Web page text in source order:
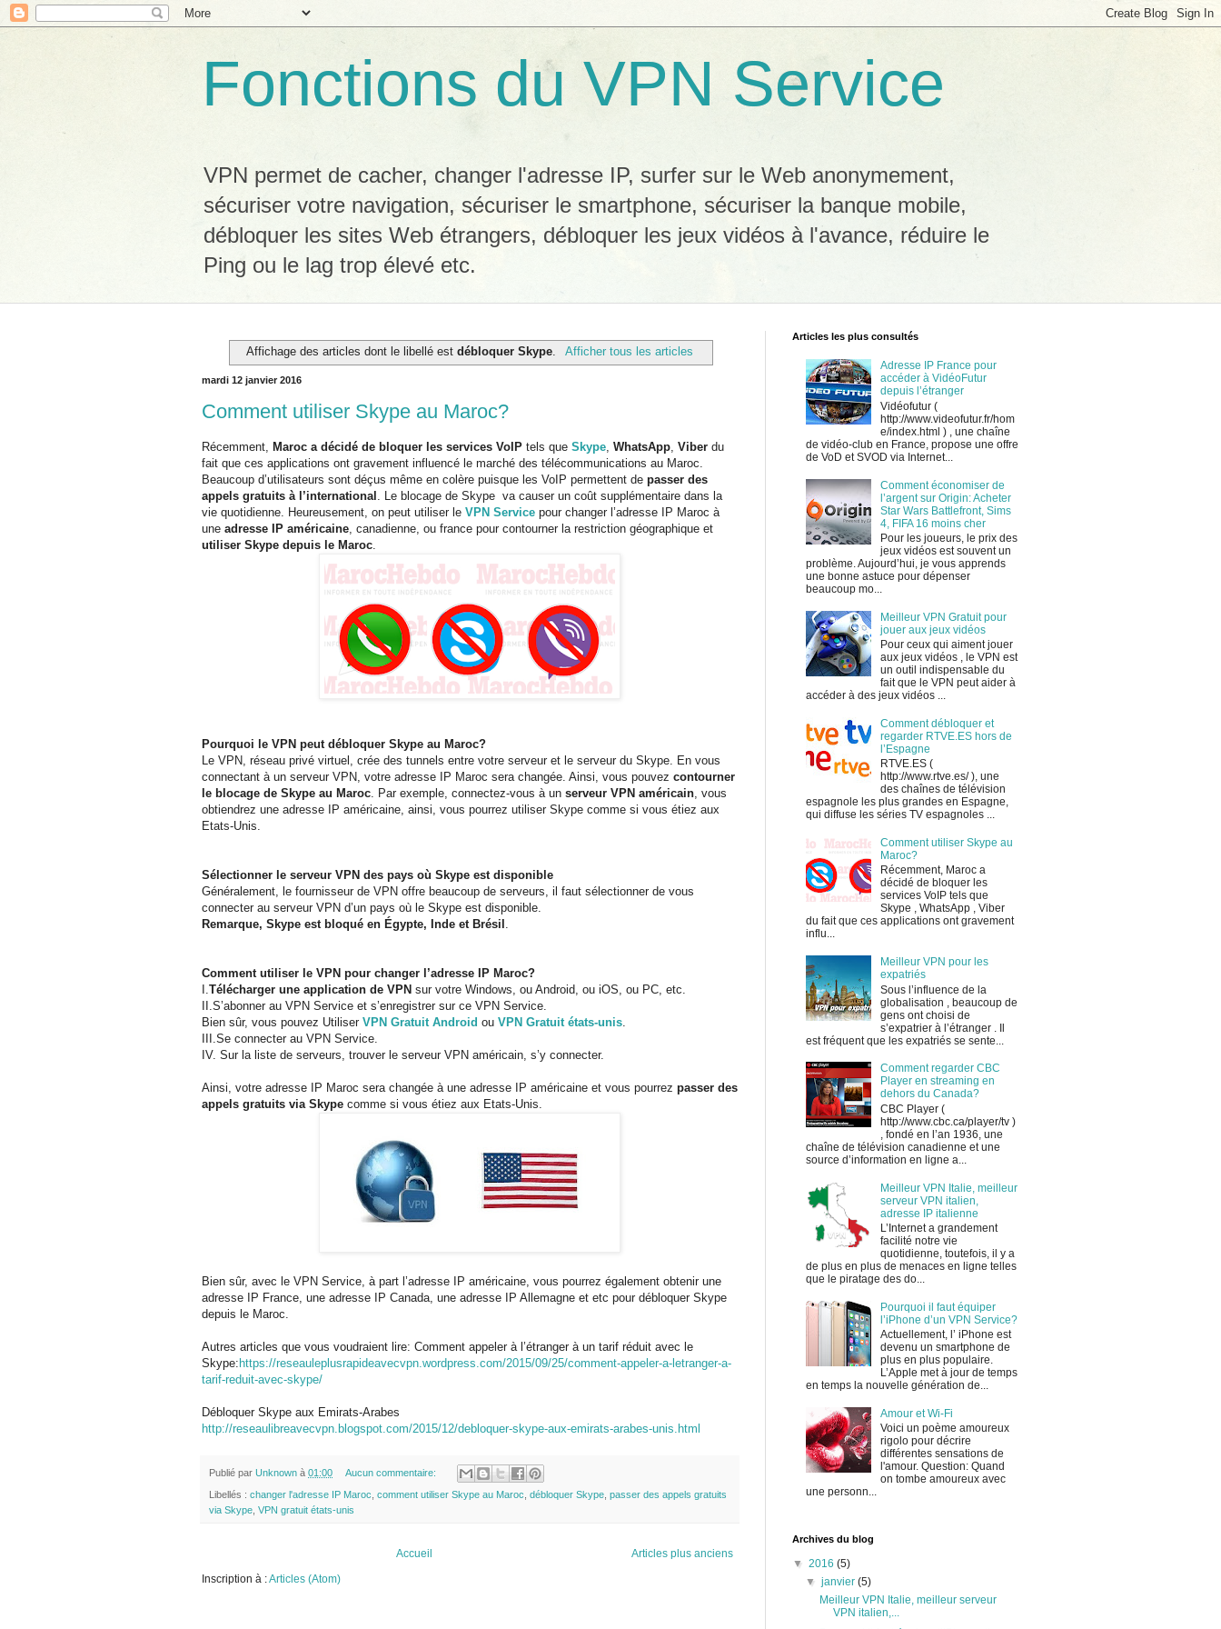
Fonctions du VPN Service
VPN permet de cacher, changer l'adresse IP, surfer sur le Web anonymement,
sécuriser votre navigation, sécuriser le smartphone, sécuriser la banque mobile,
débloquer les sites Web étrangers, débloquer les jeux vidéos à l'avance, réduire le
Ping ou le lag trop élevé etc.
Affichage des articles dont le libellé estdébloquer Skype Afficher tous les articles
mardi 12 janvier 2016
Comment utiliser Skype au Maroc?
Récemment, Maroc a décidé de bloquer les services VoIP tels que Skype WhatsApp Viber du
fait que ces applications ont gravement influencé le marché des télécommunications au Maroc.
Beaucoup d’utilisateurs sont déçus même en colère puisque les VoIP permettent de passer des
appels gratuits à l’international . Le blocage de Skype va causer un coût supplémentaire dans la
vie quotidienne. Heureusement, on peut utiliser le VPN Service pour changer l’adresse IP Maroc à
une adresse IP américaine , canadienne, ou france pour contourner la restriction géographique et
utiliser Skype depuis le Maroc
Pourquoi le VPN peut débloquer Skype au Maroc?
Le VPN, réseau privé virtuel, crée des tunnels entre votre serveur et le serveur du Skype. En vous
connectant à un serveur VPN, votre adresse IP Maroc sera changée. Ainsi, vous pouvez contourner
le blocage de Skype au Maroc . Par exemple, connectez-vous à un serveur VPN américain , vous
obtiendrez une adresse IP américaine, ainsi, vous pourrez utiliser Skype comme si vous étiez aux
Etats-Unis.
Sélectionner le serveur VPN des pays où Skype est disponible
Généralement, le fournisseur de VPN offre beaucoup de serveurs, il faut sélectionner de vous
connecter au serveur VPN d’un pays où le Skype est disponible.
Remarque, Skype est bloqué en Égypte, Inde et Brésil
Comment utiliser le VPN pour changer l’adresse IP Maroc?
I. Télécharger une application de VPN sur votre Windows, ou Android, ou iOS, ou PC, etc.
II.S’abonner au VPN Service et s’enregistrer sur ce VPN Service.
Bien sûr, vous pouvez Utiliser VPN Gratuit Android ou VPN Gratuit états-unis
III.Se connecter au VPN Service.
IV. Sur la liste de serveurs, trouver le serveur VPN américain, s’y connecter.
Ainsi, votre adresse IP Maroc sera changée à une adresse IP américaine et vous pourrez passer des
appels gratuits via Skype comme si vous étiez aux Etats-Unis.
Bien sûr, avec le VPN Service, à part l’adresse IP américaine, vous pourrez également obtenir une
adresse IP France, une adresse IP Canada, une adresse IP Allemagne et etc pour débloquer Skype
depuis le Maroc.
Autres articles que vous voudraient lire: Comment appeler à l’étranger à un tarif réduit avec le
Skype:https://reseauleplusrapideavecvpn.wordpress.com/2015/09/25/comment-appeler-a-letranger-a-
tarif-reduit-avec-skype/
Débloquer Skype aux Emirats-Arabes
http://reseaulibreavecvpn.blogspot.com/2015/12/debloquer-skype-aux-emirats-arabes-unis.html
Publié par Unknown à 01:00 Aucun commentaire:
Libellés : changer l'adresse IP Maroc comment utiliser Skype au Maroc débloquer Skype passer des appels gratuits
via Skype VPN gratuit états-unis
Articles plus anciens
Accueil
Inscription à :Articles (Atom)
Articles les plus consultés
Adresse IP France pour
accéder à VidéoFutur
depuis l’étranger
Vidéofutur (
http://www.videofutur.fr/hom
e/index.html ) , une chaîne
de vidéo-club en France, propose une offre
de VoD et SVOD via Internet...
Comment économiser de
l’argent sur Origin: Acheter
Star Wars Battlefront, Sims
4, FIFA 16 moins cher
Pour les joueurs, le prix des
jeux vidéos est souvent un
problème. Aujourd’hui, je vous apprends
une bonne astuce pour dépenser
beaucoup mo...
Meilleur VPN Gratuit pour
jouer aux jeux vidéos
Pour ceux qui aiment jouer
aux jeux vidéos , le VPN est
un outil indispensable du
fait que le VPN peut aider à
accéder à des jeux vidéos ...
Comment débloquer et
regarder RTVE.ES hors de
l’Espagne
RTVE.ES (
http://www.rtve.es/ ), une
des chaînes de télévision
espagnole les plus grandes en Espagne,
qui diffuse les séries TV espagnoles ...
Comment utiliser Skype au
Maroc?
Récemment, Maroc a
décidé de bloquer les
services VoIP tels que
Skype , WhatsApp , Viber
du fait que ces applications ont gravement
influ...
Meilleur VPN pour les
expatriés
Sous l’influence de la
globalisation , beaucoup de
gens ont choisi de
s’expatrier à l’étranger . Il
est fréquent que les expatriés se sente...
Comment regarder CBC
Player en streaming en
dehors du Canada?
CBC Player (
http://www.cbc.ca/player/tv )
, fondé en l’an 1936, une
chaîne de télévision canadienne et une
source d’information en ligne a...
Meilleur VPN Italie, meilleur
serveur VPN italien,
adresse IP italienne
L’Internet a grandement
facilité notre vie
quotidienne, toutefois, il y a
de plus en plus de menaces en ligne telles
que le piratage des do...
Pourquoi il faut équiper
l’iPhone d’un VPN Service?
Actuellement, l’ iPhone est
devenu un smartphone de
plus en plus populaire.
L’Apple met à jour de temps
en temps la nouvelle génération de...
Amour et Wi-Fi
Voici un poème amoureux
rigolo pour décrire
différentes sensations de
l'amour. Question: Quand
on tombe amoureux avec
une personn...
Archives du blog
▼ 2016 (5)
▼janvier(5)
Meilleur VPN Italie, meilleur serveur
VPN italien,...